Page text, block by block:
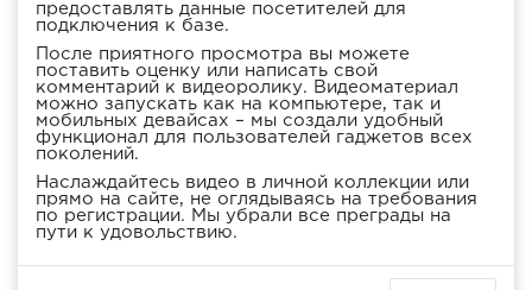
предоставлять данные посетителей для
подключения к базе.
После приятного просмотра вы можете
поставить оценку или написать свой
комментарий к видеоролику. Видеоматериал
можно запускать как на компьютере, так и
мобильных девайсах – мы создали удобный
функционал для пользователей гаджетов всех
поколений.
Наслаждайтесь видео в личной коллекции или
прямо на сайте, не оглядываясь на требования
по регистрации. Мы убрали все преграды на
пути к удовольствию.